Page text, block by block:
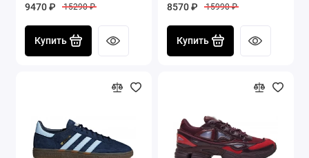
9470 ₽ 15290 ₽
Купить
8570 ₽ 15990 ₽
Купить